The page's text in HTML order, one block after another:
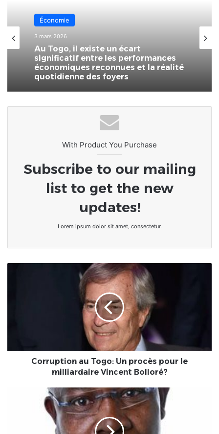
Économie
3 mars 2026
Au Togo, il existe un écart
significatif entre les performances
économiques reconnues et la réalité
quotidienne des foyers
With Product You Purchase
Subscribe to our mailing
list to get the new
updates!
Lorem ipsum dolor sit amet, consectetur.
Corruption au Togo: Un procès pour le
milliardaire Vincent Bolloré?